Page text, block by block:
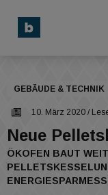
GEBÄUDE & TECHNIK
10. März 2020 /
Neue
ÖKOFEN BAUT